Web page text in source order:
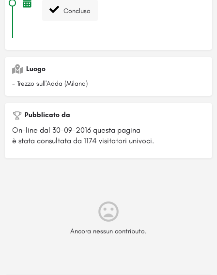
Concluso
Luogo
- Trezzo sull'Adda (Milano)
Pubblicato da
On-line dal 30-09-2016 questa pagina
è stata consultata da 1174 visitatori univoci.
Ancora nessun contributo.